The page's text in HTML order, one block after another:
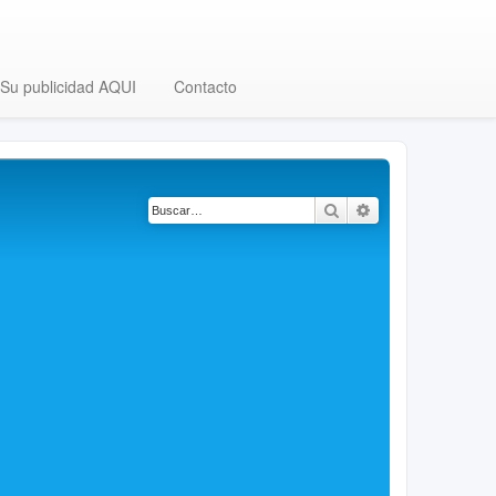
Su publicidad AQUI Contacto
Buscar